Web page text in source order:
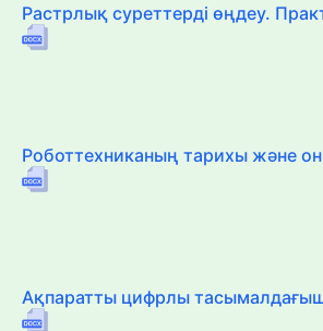
Растрлық суреттерді өңдеу.
Роботтехниканың тарихы және
Ақпаратты цифрлы